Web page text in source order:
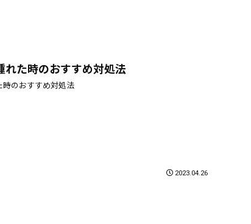
れた時のおすすめ対処法
時のおすすめ対処法
2023.04.26